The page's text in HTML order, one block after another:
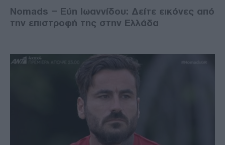
Nomads – Εύη Ιωαννίδου: Δείτε εικόνες από
την επιστροφή της στην Ελλάδα